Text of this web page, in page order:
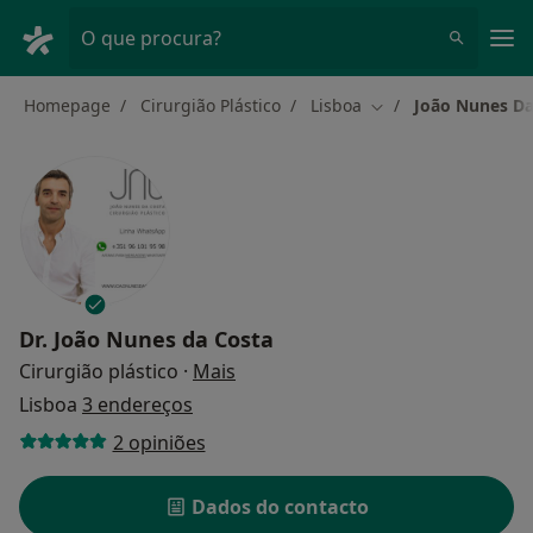
O que procura?
Homepage Cirurgião Plástico Lisboa Mudar de cidade
João Nunes
Dr. João Nunes da Costa
Cirurgião plástico · Mais
Lisboa 3 endereços
2 opiniões
Dados do contacto